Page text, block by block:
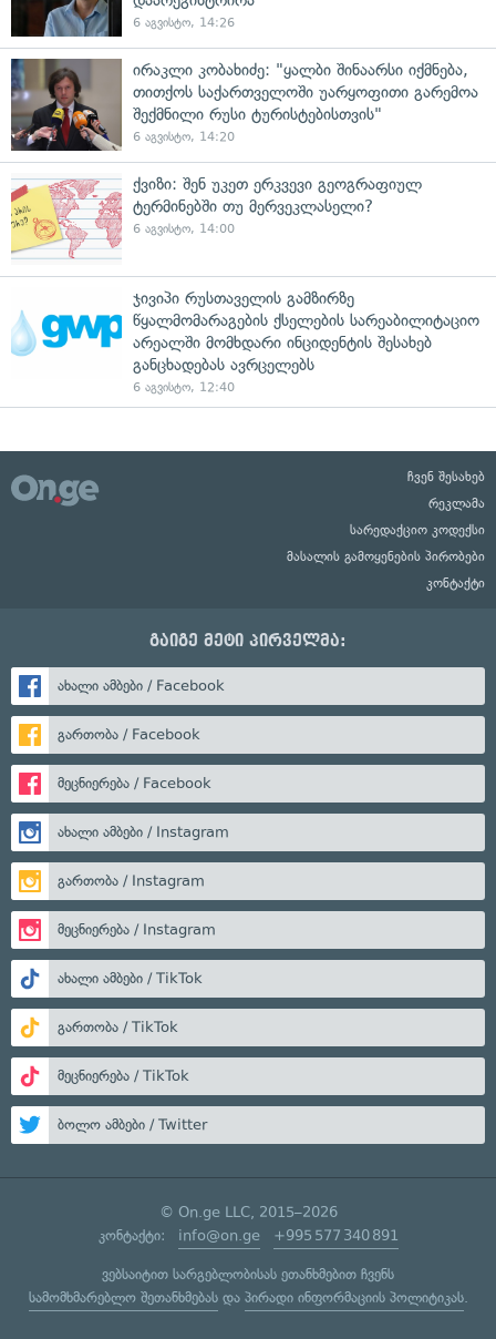
6 აგვისტო, 14:26
ირაკლი კობახიძე: "ყალბი შინაარსი იქმნება,
თითქოს საქართველოში უარყოფითი გარემოა
შექმნილი რუსი ტურისტებისთვის"
6 აგვისტო, 14:20
ქვიზი: შენ უკეთ ერკვევი გეოგრაფიულ
ტერმინებში თუ მერვეკლასელი?
6 აგვისტო, 14:00
ჯივიპი რუსთაველის გამზირზე
წყალმომარაგების ქსელების სარეაბილიტაციო
არეალში მომხდარი ინციდენტის შესახებ
განცხადებას ავრცელებს
6 აგვისტო, 12:40
ჩვენ შესახებ
რეკლამა
სარედაქციო კოდექსი
მასალის გამოყენების პირობები
კონტაქტი
გაიგე მეტი პირველმა:
ახალი ამბები / Facebook
გართობა / Facebook
მეცნიერება / Facebook
ახალი ამბები / Instagram
გართობა / Instagram
მეცნიერება / Instagram
ახალი ამბები / TikTok
გართობა / TikTok
მეცნიერება / TikTok
ბოლო ამბები / Twitter
© On.ge LLC, 2015–2026
კონტაქტი: info@on.ge +995 577 340 891
ვებსაიტით სარგებლობისას ეთანხმებით ჩვენს
სამომხმარებლო შეთანხმებასდა პირადი ინფორმაციის პოლიტიკას.